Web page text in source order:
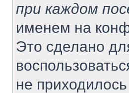
при каждом
именем на
Это сделано
не